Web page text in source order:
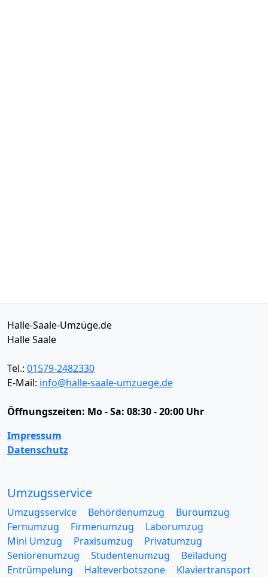
Halle-Saale-Umzüge.de
Halle Saale
Tel.: 01579-2482330
E-Mail: info@halle-saale-umzuege.de
Öffnungszeiten: Mo - Sa: 08:30 - 20:00 Uhr
Impressum
Datenschutz
Umzugsservice
Umzugsservice Behördenumzug
Büroumzug
Fernumzug
Firmenumzug
Laborumzug
Mini Umzug
Praxisumzug
Privatumzug
Seniorenumzug
Studentenumzug
Beiladung
Entrümpelung
Halteverbotszone
Klaviertransport